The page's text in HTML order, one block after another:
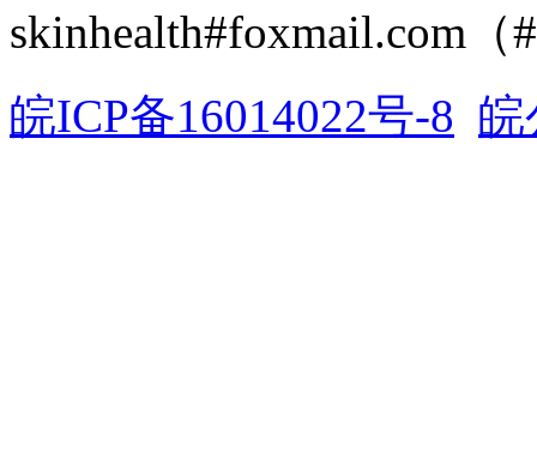
skinhealth#foxmail.com（
皖ICP备16014022号-8 皖